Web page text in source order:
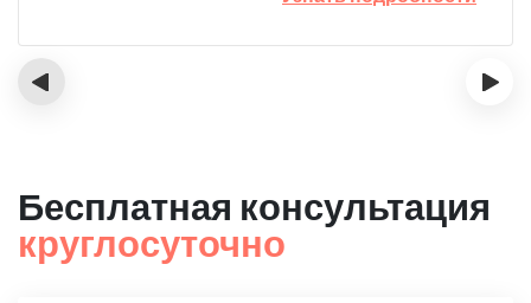
‹ ›
Бесплатная консультация
круглосуточно